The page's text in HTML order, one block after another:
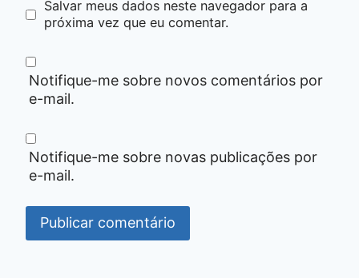
Salvar meus dados neste navegador para a
próxima vez que eu comentar.
Notifique-me sobre novos comentários por
e-mail.
Notifique-me sobre novas publicações por
e-mail.